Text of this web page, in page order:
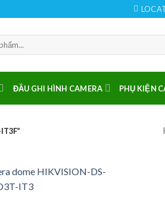
ĐẦU GHI HÌNH CAMERA PHỤ KIỆN